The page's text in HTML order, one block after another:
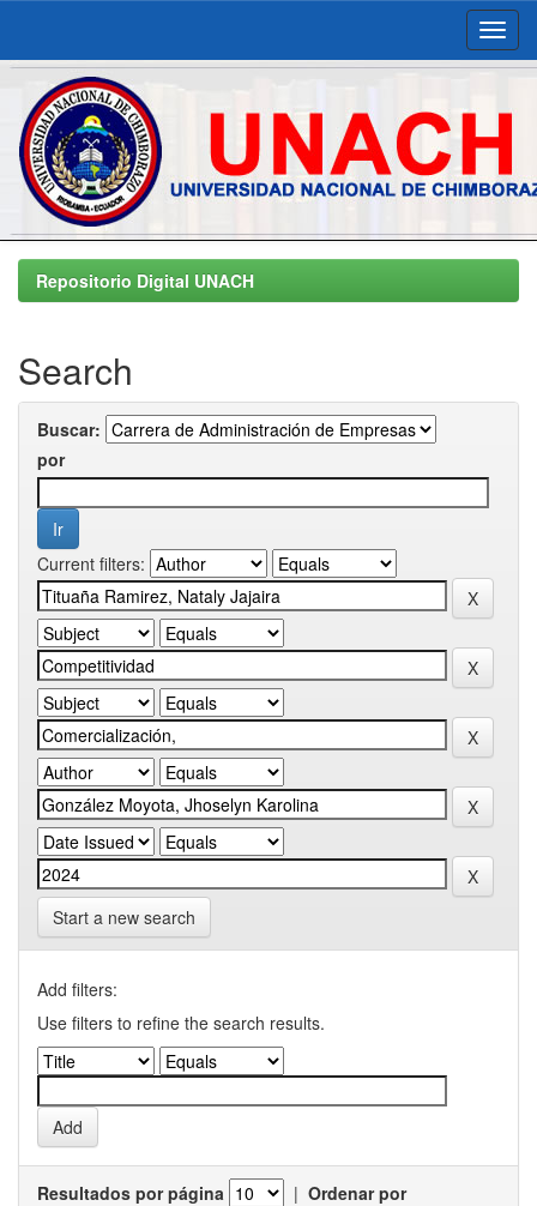
Skip
navigationRepositorio Digital UNACH
Search
Buscar:
por
Current filters:
Start a new search
Add filters:
Use filters to refine the search results.
Resultados por página | Ordenar por